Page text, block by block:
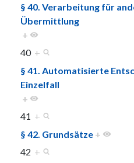
§ 40. Verarbeitung für
Übermittlung
+
40 +
§ 41. Automatisierte
Einzelfall
+
41 +
§ 42. Grundsätze +
42 +